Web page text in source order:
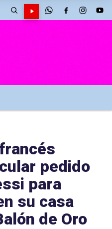
pedido
para
su casa
de Oro